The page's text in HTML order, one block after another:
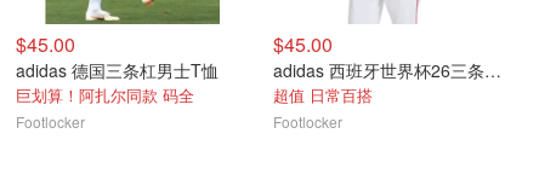
$45.00
adidas 德国三条杠男士T恤
巨划算！阿扎尔同款 码全
Footlocker
$45.00
adidas 西班牙世界杯26三条杠男T恤
超值 日常百搭
Footlocker